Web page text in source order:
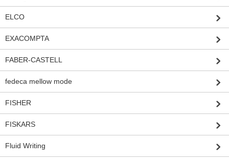
ELCO
EXACOMPTA
FABER-CASTELL
fedeca mellow mode
FISHER
FISKARS
Fluid Writing